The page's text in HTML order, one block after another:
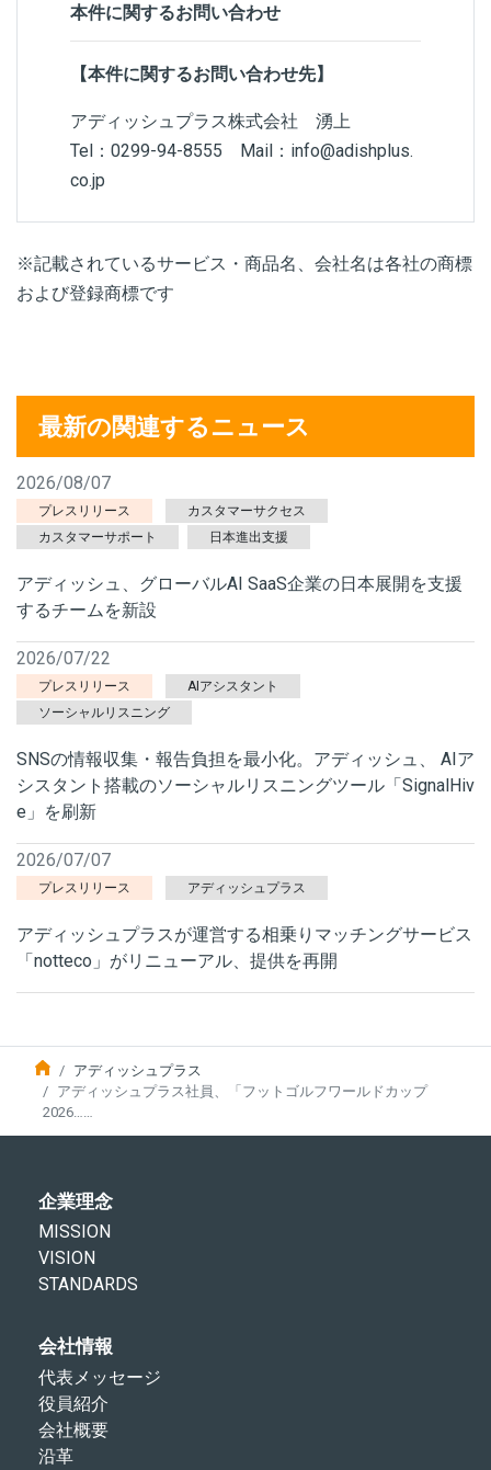
本件に関するお問い合わせ
【本件に関するお問い合わせ先】
アディッシュプラス株式会社 湧上
Tel： 0299-94-8555 Mail：info@adishplus.
co.jp
※記載されているサービス・商品名、会社名は各社の商標
および登録商標です
最新の関連するニュース
2026/08/07
プレスリリース
カスタマーサクセス
カスタマーサポート
日本進出支援
アディッシュ、グローバルAI SaaS企業の日本展開を支援
するチームを新設
2026/07/22
プレスリリース
AIアシスタント
ソーシャルリスニング
SNSの情報収集・報告負担を最小化。アディッシュ、 AIア
シスタント搭載のソーシャルリスニングツール「SignalHiv
e」を刷新
2026/07/07
プレスリリース アディッシュプラス
アディッシュプラスが運営する相乗りマッチングサービス
「notteco」がリニューアル、提供を再開
アディッシュプラス
アディッシュプラス社員、「フットゴルフワールドカップ
2026……
企業理念
MISSION
VISION
STANDARDS
会社情報
代表メッセージ
役員紹介
会社概要
沿革